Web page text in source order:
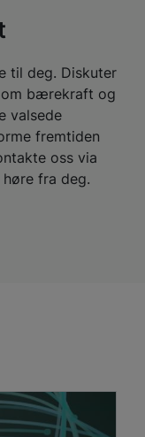
til deg. Diskuter
bærekraft og
valsede
fremtiden
oss via
fra deg.